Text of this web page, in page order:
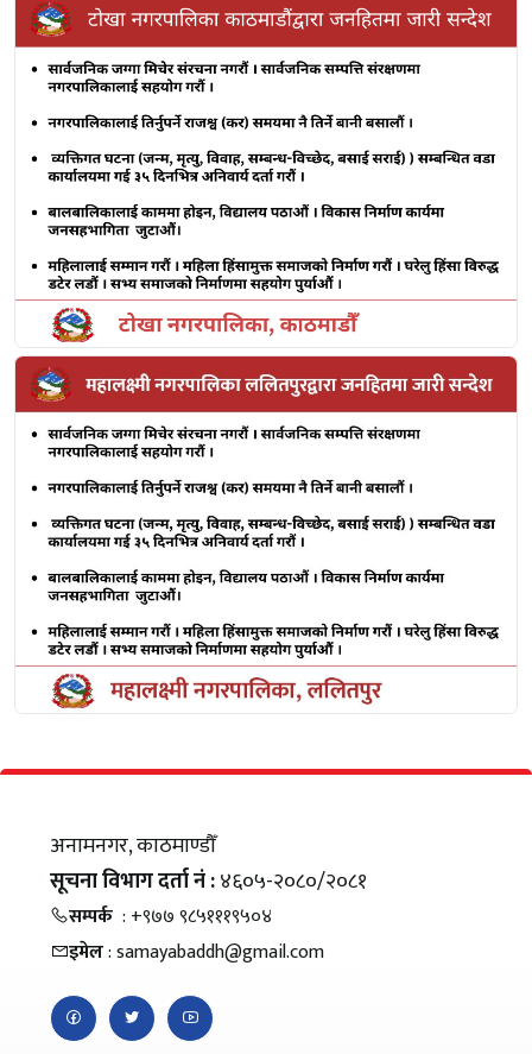
अनामनगर, काठमाण्डौँ
सूचना विभाग दर्ता नं :४६०५-२०८०/२०८१
सम्पर्क : +९७७ ९८५१११९५०४
इमेल: samayabaddh@gmail.com